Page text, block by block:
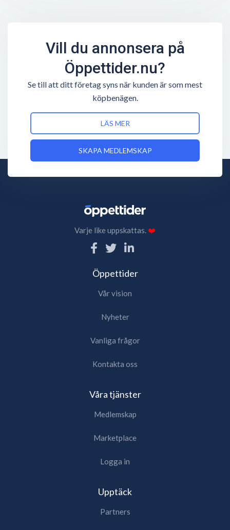
Vill du annonsera på
Öppettider.nu?
Se till att ditt företag syns när kunden är som mest
köpbenägen.
LÄS MER
SKAPA MEDLEMSKAP
Varje like uppskattas.❤️
Öppettider
Vår vision
Nyheter
Vanliga frågor
Kontakta oss
Våra tjänster
Medlemskap
Marketplace
Logga in
Upptäck
Partners